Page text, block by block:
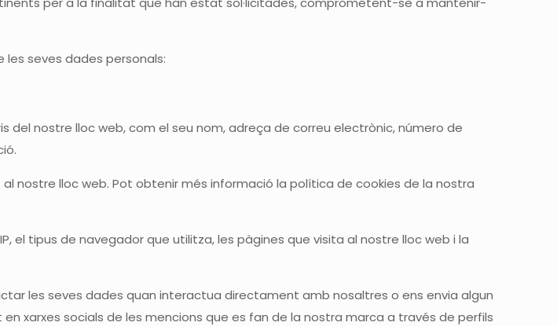
seves dades personals:
nostre lloc web, com el seu nom, adreça de correu electrònic, número de
nostre lloc web. Pot obtenir més informació la política de cookies de la nostra
el tipus de navegador que utilitza, les pàgines que visita al nostre lloc web i la
les seves dades quan interactua directament amb nosaltres o ens envia algun
xarxes socials de les mencions que es fan de la nostra marca a través de perfils